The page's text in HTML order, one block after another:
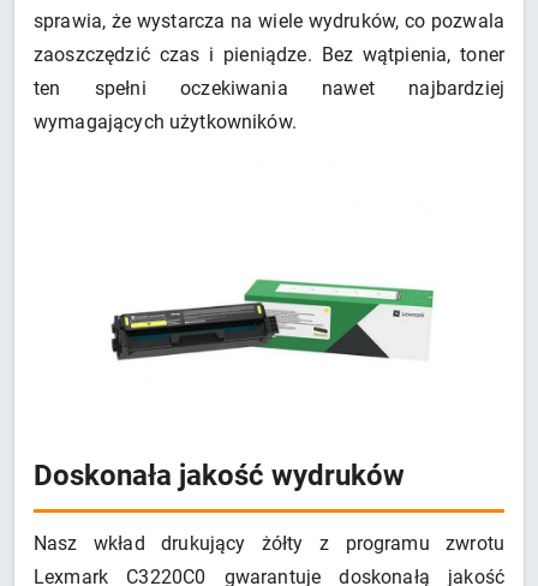
sprawia, że wystarcza na wiele wydruków, co pozwala
zaoszczędzić czas i pieniądze. Bez wątpienia, toner
ten spełni oczekiwania nawet najbardziej
wymagających użytkowników.
Doskonała jakość wydruków
Nasz wkład drukujący żółty z programu zwrotu
Lexmark C3220C0 gwarantuje doskonałą jakość